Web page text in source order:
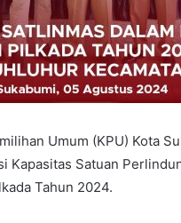
Umum (KPU) Kota
Kapasitas Satuan
Tahun 2024.